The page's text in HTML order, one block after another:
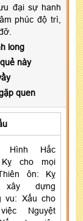
đại sự hanh
phúc độ trì,
long
này
quen
Hình Hắc
cho mọi
ôn: Kỵ
xây dựng
vu: Xấu cho
Nguyệt